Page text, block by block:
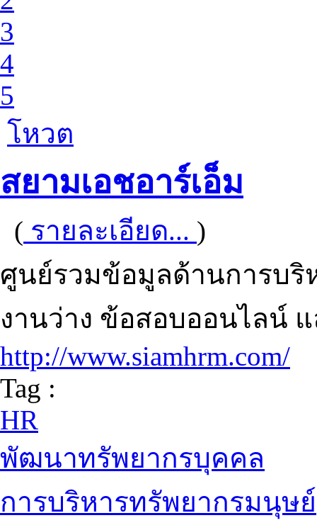
3
4
5
โหวต
สยามเอชอาร์เอ็ม
( รายละเอียด... )
ศูนย์รวมข้อมูลด้านการบ
งานว่าง ข้อสอบออนไลน์
http://www.siamhrm.com/
Tag :
HR
พัฒนาทรัพยากรบุคคล
การบริหารทรัพยากรมนุษย์